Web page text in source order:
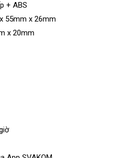
+ ABS
55mm x 26mm
x 20mm